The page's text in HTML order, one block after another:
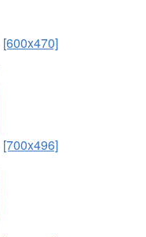
[600x470]
[700x496]